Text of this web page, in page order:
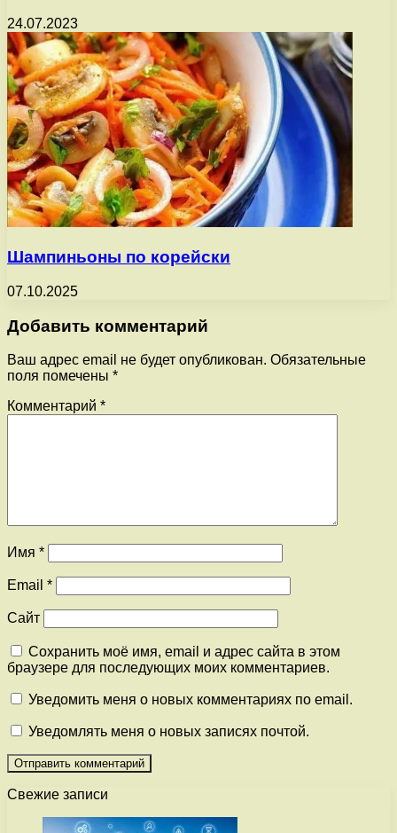
24.07.2023
Шампиньоны по корейски
07.10.2025
Добавить комментарий
Ваш адрес email не будет опубликован. Обязательные
поля помечены *
Комментарий *
Имя *
Email *
Сайт
Сохранить моё имя, email и адрес сайта в этом
браузере для последующих моих комментариев.
Уведомить меня о новых комментариях по email.
Уведомлять меня о новых записях почтой.
Свежие записи